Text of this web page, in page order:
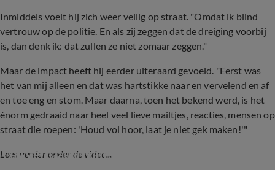
Inmiddels voelt hij zich weer veilig op straat. "Omdat ik blind
vertrouw op de politie. En als zij zeggen dat de dreiging voorbij
is, dan denk ik: dat zullen ze niet zomaar zeggen."
Maar de impact heeft hij eerder uiteraard gevoeld. "Eerst was
het van mij alleen en dat was hartstikke naar en vervelend en af
en toe eng en stom. Maar daarna, toen het bekend werd, is het
énorm gedraaid naar heel veel lieve mailtjes, reacties, mensen op
straat die roepen: 'Houd vol hoor, laat je niet gek maken!'"
Lees verder onder de video...
Opnieuw veel kritiek en woedende reacties
op verhaallijn van Sinterklaasjournaal